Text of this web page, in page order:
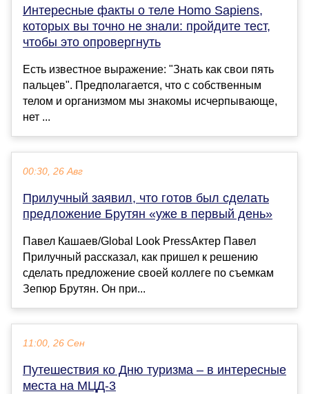
Интересные факты о теле Homo Sapiens,
которых вы точно не знали: пройдите тест,
чтобы это опровергнуть
Есть известное выражение: "Знать как свои пять
пальцев". Предполагается, что с собственным
телом и организмом мы знакомы исчерпывающе,
нет ...
00:30, 26 Авг
Прилучный заявил, что готов был сделать
предложение Брутян «уже в первый день»
Павел Кашаев/Global Look PressАктер Павел
Прилучный рассказал, как пришел к решению
сделать предложение своей коллеге по съемкам
Зепюр Брутян. Он при...
11:00, 26 Сен
Путешествия ко Дню туризма – в интересные
места на МЦД-3